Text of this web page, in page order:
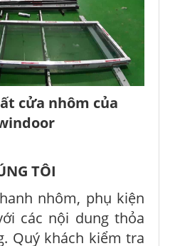
cửa nhôm của
TÔI
nhôm, phụ kiện
các nội dung thỏa
Quý khách kiểm tra